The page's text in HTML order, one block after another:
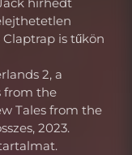
is tűkön
2, a
from the
Tales from the
2023.